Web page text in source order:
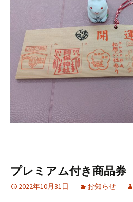
プレミアム付き商品券
2022年10月31日 お知らせ